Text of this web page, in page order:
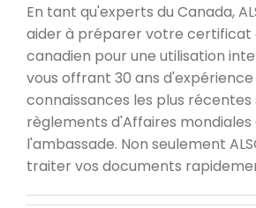
En tant qu'experts du Canada,
aider à préparer votre certificat
canadien pour une utilisation
vous offrant 30 ans
connaissances les plus récentes
règlements d'Affaires mondiales
l'ambassade. Non seulement
traiter vos documents